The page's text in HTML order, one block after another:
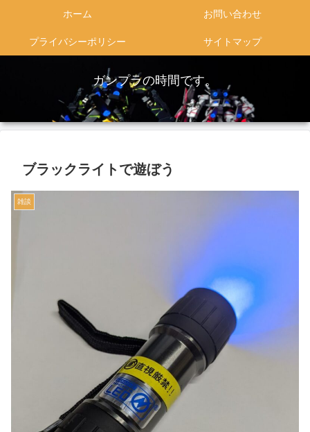
ガンプラの時間です。
ホーム お問い合わせ
プライバシーポリシー サイトマップ
ブラックライトで遊ぼう
雑談